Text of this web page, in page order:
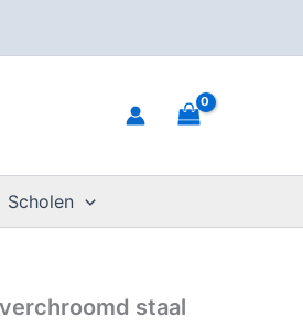
Scholen
staal